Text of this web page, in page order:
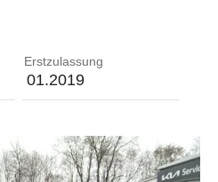
Erstzulassung
01.2019